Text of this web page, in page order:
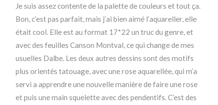
Je suis assez contente de la palette de couleurs et tout ça.
Bon, c’est pas parfait, mais j’ai bien aimé l’aquareller, elle
était cool. Elle est au format 17*22 un truc du genre, et
avec des feuilles Canson Montval, ce qui change de mes
usuelles Dalbe. Les deux autres dessins sont des motifs
plus orientés tatouage, avec une rose aquarellée, qui m’a
servi a apprendre une nouvelle manière de faire une rose
et puis une main squelette avec des pendentifs. C’est des